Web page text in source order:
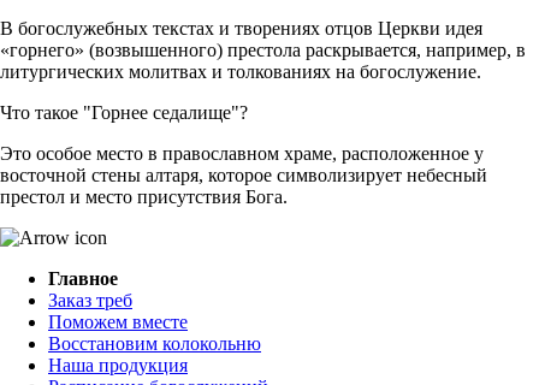
В богослужебных текстах и творениях отцов Церкви идея
«горнего» (возвышенного) престола раскрывается, например, в
литургических молитвах и толкованиях на богослужение.
Что такое "Горнее седалище"?
Это особое место в православном храме, расположенное у
восточной стены алтаря, которое символизирует небесный
престол и место присутствия Бога.
Главное
Заказ треб
Поможем вместе
Восстановим колокольню
Наша продукция